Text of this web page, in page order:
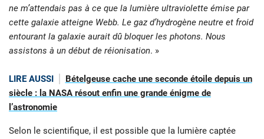
ne m’attendais pas à ce que la lumière ultraviolette émise par
cette galaxie atteigne Webb. Le gaz d’hydrogène neutre et froid
entourant la galaxie aurait dû bloquer les photons. Nous
assistons à un début de réionisation. »
LIRE AUSSI
Bételgeuse cache une seconde étoile depuis un
siècle : la NASA résout enfin une grande énigme de
l’astronomie
Selon le scientifique, il est possible que la lumière captée